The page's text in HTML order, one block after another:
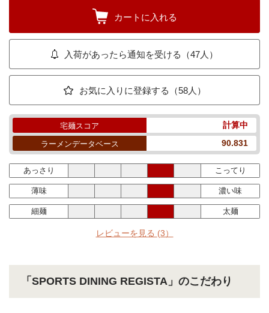
カートに入れる
入荷があったら通知を受ける（47人）
お気に入りに登録する（58人）
宅麺スコア 計算中
ラーメンデータベース 90.831
あっさり こってり
薄味 濃い味
細麺 太麺
レビューを見る (3）
「SPORTS DINING REGISTA」のこだわり